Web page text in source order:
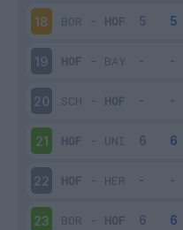
18 BOR - HOF
19 HOF - BAY
20 SCH - HOF
21 HOF - UNI
22 HOF - HER
23 BOR - HOF